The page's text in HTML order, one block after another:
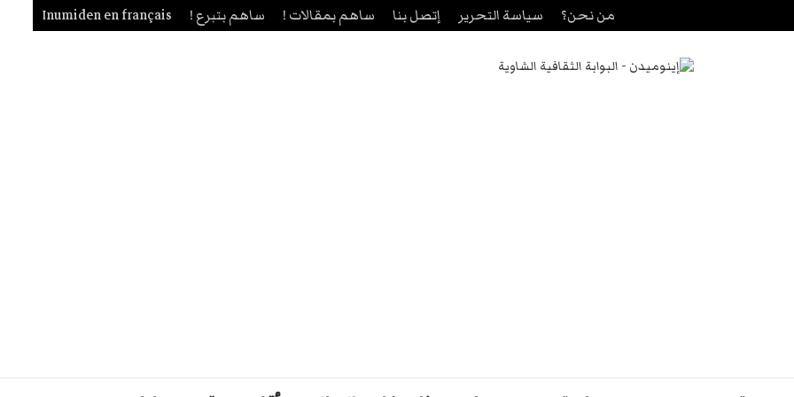
من نحن؟ سياسة التحرير إتصل بنا ساهم بمقالات ! ساهم بتبرع ! Inumiden en français